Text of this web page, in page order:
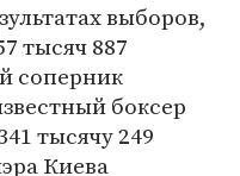
выборов,
тысяч 887
соперник
боксер
тысячу 249
Киева